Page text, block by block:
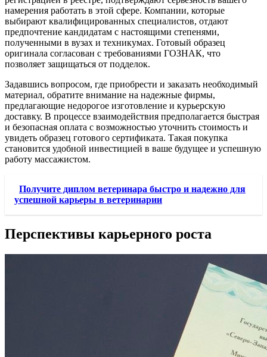
намерения работать в этой сфере. Компании, которые
выбирают квалифицированных специалистов, отдают
предпочтение кандидатам с настоящими степенями,
полученными в вузах и техникумах. Готовый образец
оригинала согласован с требованиями ГОЗНАК, что
позволяет защищаться от подделок.
Задавшись вопросом, где приобрести и заказать необходимый
материал, обратите внимание на надежные фирмы,
предлагающие недорогое изготовление и курьерскую
доставку. В процессе взаимодействия предполагается быстрая
и безопасная оплата с возможностью уточнить стоимость и
увидеть образец готового сертификата. Такая покупка
становится удобной инвестицией в ваше будущее и успешную
работу массажистом.
Получите диплом ветеринара быстро и надежно для
успешной карьеры в ветеринарии
Перспективы карьерного роста